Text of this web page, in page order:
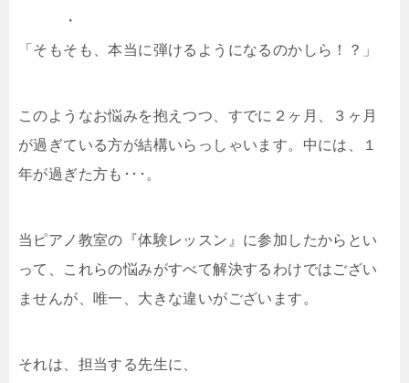
・
「そもそも、本当に弾けるようになるのかしら！？」
このようなお悩みを抱えつつ、すでに２ヶ月、３ヶ月
が過ぎている方が結構いらっしゃいます。中には、１
年が過ぎた方も･･･。
当ピアノ教室の『体験レッスン』に参加したからとい
って、これらの悩みがすべて解決するわけではござい
ませんが、唯一、大きな違いがございます。
それは、担当する先生に、